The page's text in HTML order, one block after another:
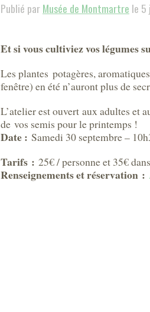
Publié parMusée de Montmartre le 5
Et si vous cultiviez vos légumes
Les plantes potagères,
fenêtre) en été n’auront plus de
L’atelier est ouvert aux adultes et
de vos semis pour le printemps !
Date : Samedi 30 septembre –
Tarifs : 25€ / personne et 35€
Renseignements et réservation :